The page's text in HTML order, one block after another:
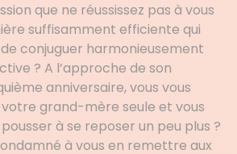
que ne réussissez pas à vous
suffisamment efficiente qui
conjuguer harmonieusement
? A l’approche de son
anniversaire, vous vous
votre grand-mère seule et vous
pousser à se reposer un peu plus ?
à vous en remettre aux